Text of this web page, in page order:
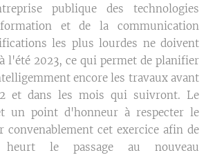
publique des technologies
et de la communication
les plus lourdes ne doivent
l'été 2023, ce qui permet de planifier
encore les travaux avant
et dans les mois qui suivront. Le
un point d'honneur à respecter le
convenablement cet exercice afin de
heurt le passage au nouveau